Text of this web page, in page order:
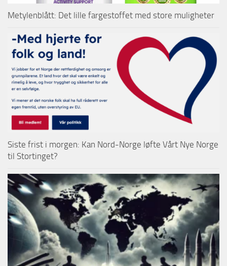
Metylenblått: Det lille fargestoffet med store muligheter
Siste frist i morgen: Kan Nord-Norge løfte Vårt Nye Norge
til Stortinget?